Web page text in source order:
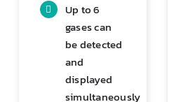
Up to 6
gases can
be detected
and
displayed
simultaneously